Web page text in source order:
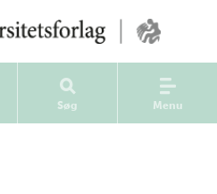
Søg Menu